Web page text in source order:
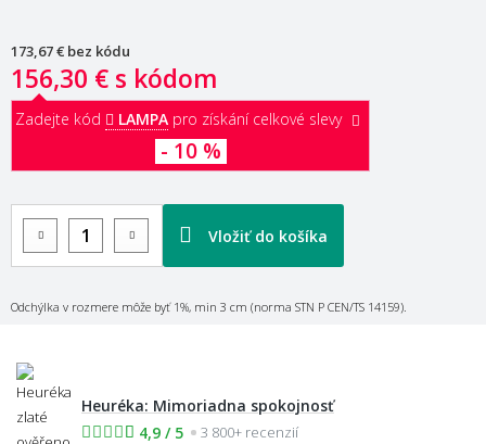
173,67 € bez kódu
156,30 € s kódom
Vložiť do košíka
Zadejte kód LAMPA pro získání celkové slevy
- 10 %
Odchýlka v rozmere môže byť 1%, min 3 cm (norma STN P CEN/TS 14159).
Heuréka: Mimoriadna spokojnosť
4,9 / 5
3 800+ recenzií